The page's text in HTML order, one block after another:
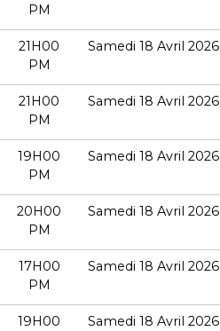
PM
21H00
PM
Samedi 18 Avril 2026
21H00
PM
Samedi 18 Avril 2026
19H00
PM
Samedi 18 Avril 2026
20H00
PM
Samedi 18 Avril 2026
17H00
PM
Samedi 18 Avril 2026
19H00
Samedi 18 Avril 2026